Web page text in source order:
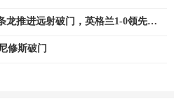
龙推进远射破门，英格兰1-0领先法
修斯破门